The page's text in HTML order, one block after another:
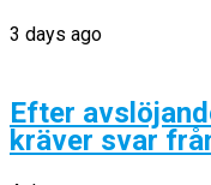
3 days ago
Efter
kräver svar